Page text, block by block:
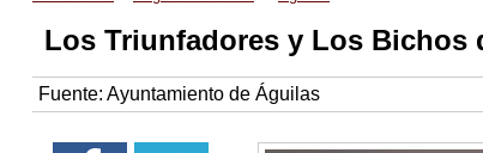
Los Triunfadores y Los Bichos
Fuente: Ayuntamiento de Águilas